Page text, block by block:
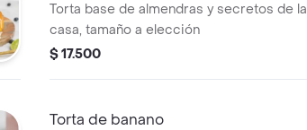
Torta base de almendras y secretos de la
casa, tamaño a elección
$ 17.500
Torta de banano